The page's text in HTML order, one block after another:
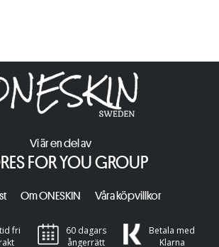
Vi är en del av
FOR YOU GROUP
Om ONESKIN Våra köpvillkor
fri
60 dagars
ångerrätt
Betala med
Klarna